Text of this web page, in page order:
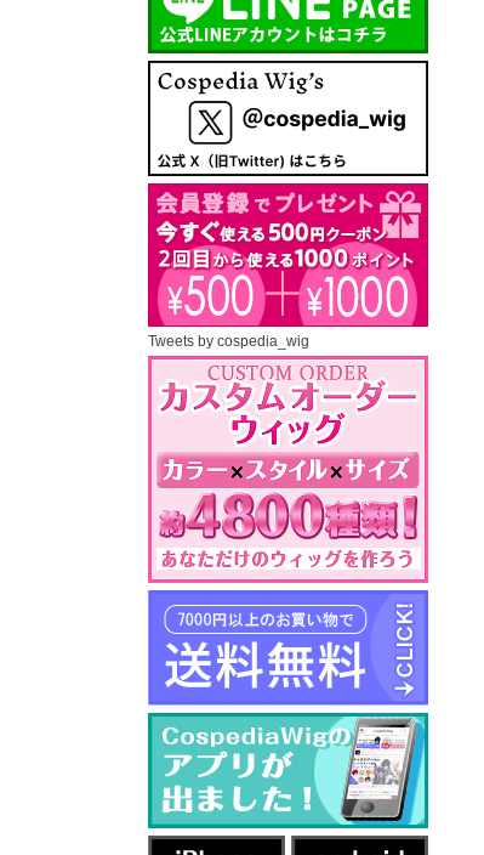
Tweets by cospedia_wig